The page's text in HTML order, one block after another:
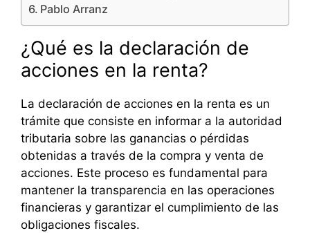
Pablo Arranz
¿Qué es la declaración de
acciones en la renta?
La declaración de acciones en la renta es un
trámite que consiste en informar a la autoridad
tributaria sobre las ganancias o pérdidas
obtenidas a través de la compra y venta de
acciones. Este proceso es fundamental para
mantener la transparencia en las operaciones
financieras y garantizar el cumplimiento de las
obligaciones fiscales.